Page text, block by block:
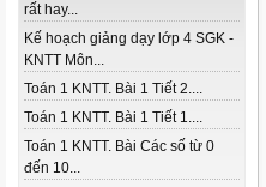
rất hay...
Kế hoạch giảng dạy lớp 4 SGK -
KNTT Môn...
Toán 1 KNTT. Bài 1 Tiết 2....
Toán 1 KNTT. Bài 1 Tiết 1....
Toán 1 KNTT. Bài Các số từ 0
đến 10...